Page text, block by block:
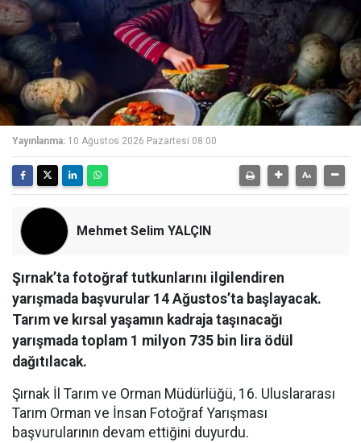
Yayınlanma: 10 Ağustos 2026 Pazartesi 08:00
Mehmet Selim YALÇIN
Şırnak’ta fotoğraf tutkunlarını ilgilendiren
yarışmada başvurular 14 Ağustos’ta başlayacak.
Tarım ve kırsal yaşamın kadraja taşınacağı
yarışmada toplam 1 milyon 735 bin lira ödül
dağıtılacak.
Şırnak İl Tarım ve Orman Müdürlüğü, 16. Uluslararası
Tarım Orman ve İnsan Fotoğraf Yarışması
başvurularının devam ettiğini duyurdu.